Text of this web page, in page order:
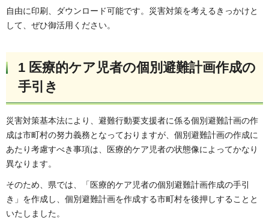
自由に印刷、ダウンロード可能です。災害対策を考えるきっかけと
して、ぜひ御活用ください。
1 医療的ケア児者の個別避難計画作成の
手引き
災害対策基本法により、避難行動要支援者に係る個別避難計画の作
成は市町村の努力義務となっておりますが、個別避難計画の作成に
あたり考慮すべき事項は、医療的ケア児者の状態像によってかなり
異なります。
そのため、県では、「医療的ケア児者の個別避難計画作成の手引
き」を作成し、個別避難計画を作成する市町村を後押しすることと
いたしました。